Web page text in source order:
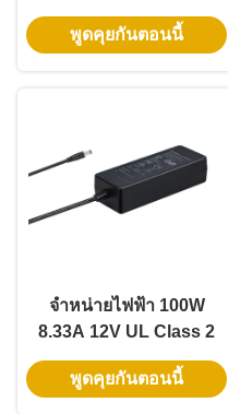
มืออาชีพ พร้อมใบรับรอง
UL สำหรับผู้ติดตั้ง LED
พูดคุยกันตอนนี้
จําหน่ายไฟฟ้า 100W
8.33A 12V UL Class 2
พร้อมรับประกัน 3 ปีสําห
รับ LED Strip
พูดคุยกันตอนนี้